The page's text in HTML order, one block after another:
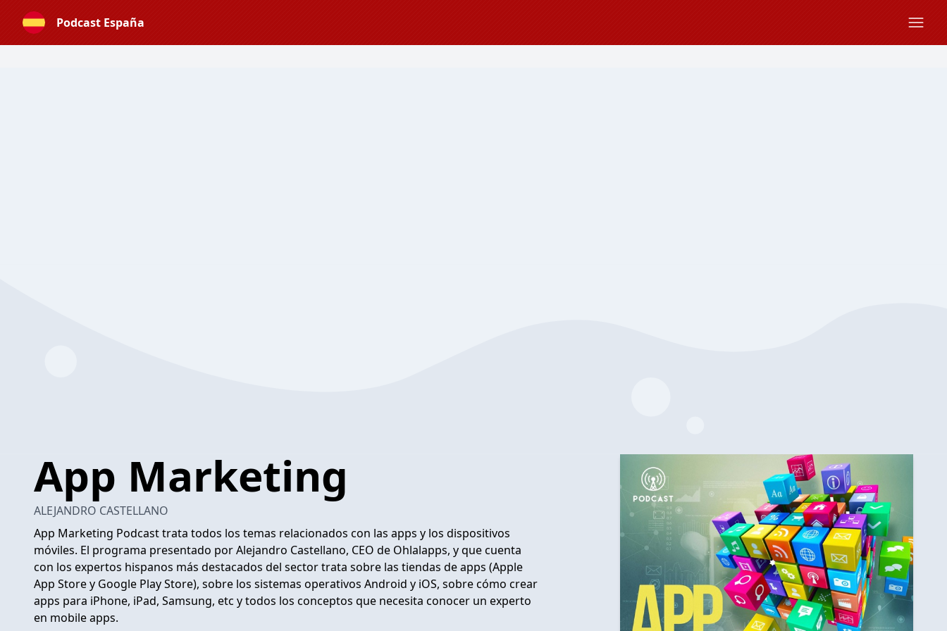
Podcast España
App Marketing
ALEJANDRO CASTELLANO
App Marketing Podcast trata todos los temas relacionados con las apps y los dispositivos
móviles. El programa presentado por Alejandro Castellano, CEO de Ohlalapps, y que cuenta
con los expertos hispanos más destacados del sector trata sobre las tiendas de apps (Apple
App Store y Google Play Store), sobre los sistemas operativos Android y iOS, sobre cómo crear
apps para iPhone, iPad, Samsung, etc y todos los conceptos que necesita conocer un experto
en mobile apps.